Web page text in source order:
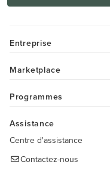
Entreprise
Marketplace
Programmes
Assistance
Centre d'assistance
Contactez-nous